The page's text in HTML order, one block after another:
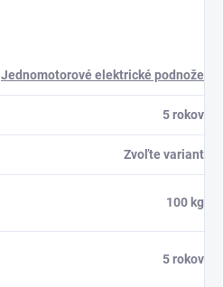
Jednomotorové elektrické podnože
5 rokov
Zvoľte variant
100 kg
5 rokov